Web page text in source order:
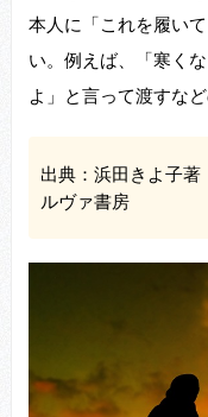
本人に「これを履い
い。例えば、「寒く
よ」と言って渡すな
出典：浜田きよ子
ルヴァ書房